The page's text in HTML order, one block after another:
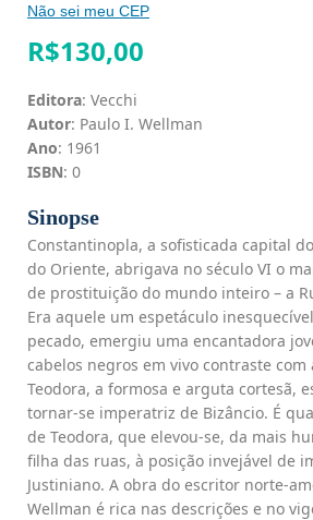
Não sei meu CEP
R$130,00
Editora: Vecchi
Autor: Paulo I. Wellman
Ano: 1961
ISBN: 0
Sinopse
Constantinopla, a sofisticada capital
do Oriente, abrigava no século VI o
de prostituição do mundo inteiro – a
Era aquele um espetáculo
pecado, emergiu uma encantadora
cabelos negros em vivo contraste com
Teodora, a formosa e arguta cortesã,
tornar-se imperatriz de Bizâncio. É
de Teodora, que elevou-se, da mais
filha das ruas, à posição invejável de
Justiniano. A obra do escritor norte-
Wellman é rica nas descrições e no